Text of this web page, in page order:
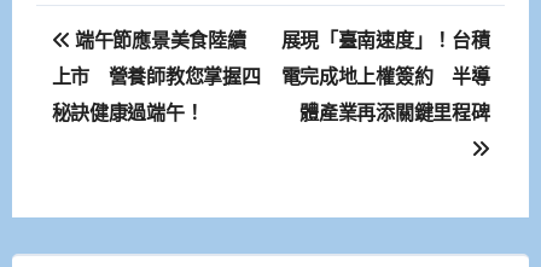
文
章
導
端午節應景美食陸續
上市 營養師教您掌握四
秘訣健康過端午！
展現「臺南速度」！台積
電完成地上權簽約 半導
體產業再添關鍵里程碑